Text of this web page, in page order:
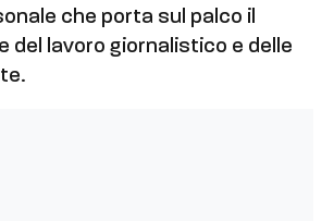
che porta sul palco il
del lavoro giornalistico e delle